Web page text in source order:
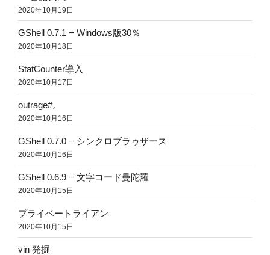
2020年10月19日
GShell 0.7.1 − Windows版30％
2020年10月18日
StatCounter導入
2020年10月17日
outrage#。
2020年10月16日
GShell 0.7.0 − シンクロブラゥザース
2020年10月16日
GShell 0.6.9 − 文字コード曼陀羅
2020年10月15日
プライベートライアン
2020年10月15日
vin 発掘